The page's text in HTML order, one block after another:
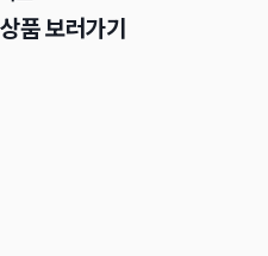
상품 보러가기